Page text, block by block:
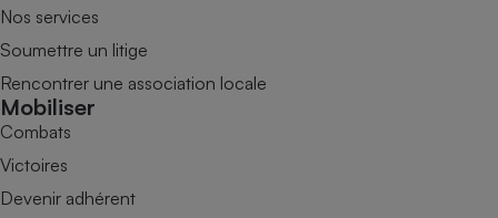
Nos services
Soumettre un litige
Rencontrer une association locale
Mobiliser
Combats
Victoires
Devenir adhérent